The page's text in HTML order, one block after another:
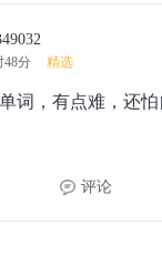
48分 精选
词，有点难，还
评论